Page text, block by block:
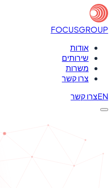
FOCUSGROUP
אודות
שירותים
משרות
צרו קשר
ENצרו קשר